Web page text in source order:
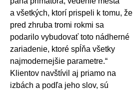
a všetkých, ktorí prispeli k tomu, že
pred zhruba tromi rokmi sa
podarilo vybudovať toto nádherné
zariadenie, ktoré spĺňa všetky
najmodernejšie parametre.“
Klientov navštívil aj priamo na
izbách a podľa jeho slov, sú